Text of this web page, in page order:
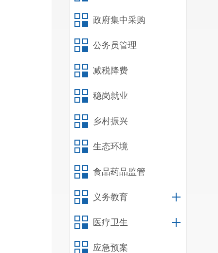
政府集中采购
公务员管理
减税降费
稳岗就业
乡村振兴
生态环境
食品药品监管
义务教育
医疗卫生
应急预案